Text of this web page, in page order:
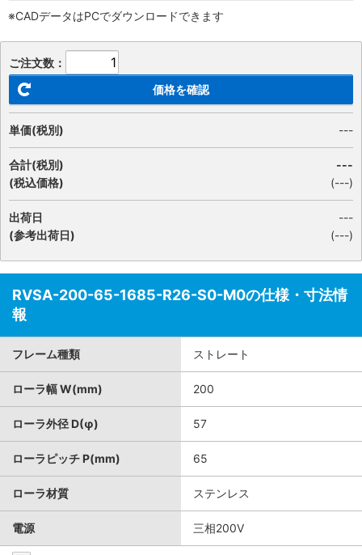
※CADデータはPCでダウンロードできます
ご注文数：
価格を確認
単価(税別) ---
合計(税別)
(税込価格)
---
(---)
出荷日
(参考出荷日)
---
(---)
RVSA-200-65-1685-R26-S0-M0の仕様・寸法情
報
フレーム種類 ストレート
ローラ幅 W(mm) 200
ローラ外径 D(φ) 57
ローラピッチ P(mm) 65
ローラ材質 ステンレス
電源 三相200V